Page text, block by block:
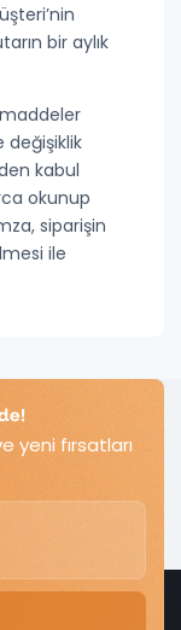
bir aylık
değişiklik
kabul
okunup
siparişin
ile
yeni fırsatları